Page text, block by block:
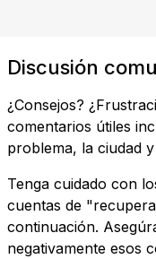
Discusión
¿Consejos?
comentarios útiles
problema, la ciudad
Tenga cuidado con
cuentas de
continuación.
negativamente esos